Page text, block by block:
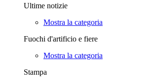
Ultime notizie
Mostra la categoria
Fuochi d'artificio e fiere
Mostra la categoria
Stampa